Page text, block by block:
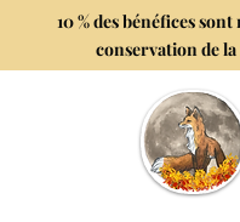
10 % des bénéfices sont
conservation de la